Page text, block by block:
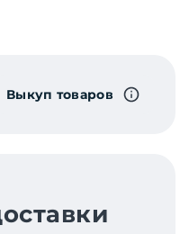
Выкуп товаров